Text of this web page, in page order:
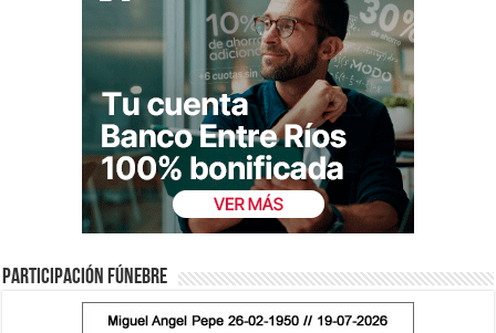
Participación fúnebre